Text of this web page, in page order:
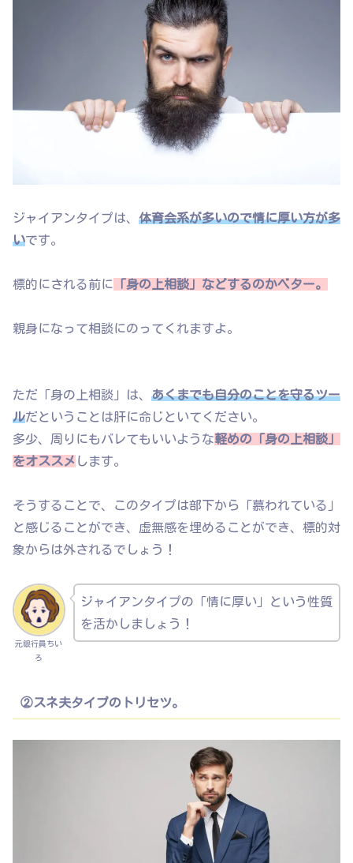
ジャイアンタイプは、 体育会系が多いので情に厚い方が多
いです。
標的にされる前に 「身の上相談」などするのかベター。
親身になって相談にのってくれますよ。
ただ「身の上相談」は、 あくまでも自分のことを守るツー
ルだということは肝に命じといてください。
多少、周りにもバレてもいいような軽めの「身の上相談」
をオススメ します。
そうすることで、このタイプは部下から「慕われている」
と感じることができ、虚無感を埋めることができ、標的対
象からは外されるでしょう！
元銀行員ちい
ろ
ジャイアンタイプの「情に厚い」という性質
を活かしましょう！
②スネ夫タイプのトリセツ。